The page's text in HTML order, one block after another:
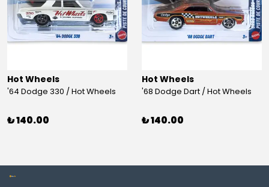
Hot Wheels
'64 Dodge 330 / Hot Wheels
₺ 140.00
Hot Wheels
'68 Dodge Dart / Hot Wheels
₺ 140.00